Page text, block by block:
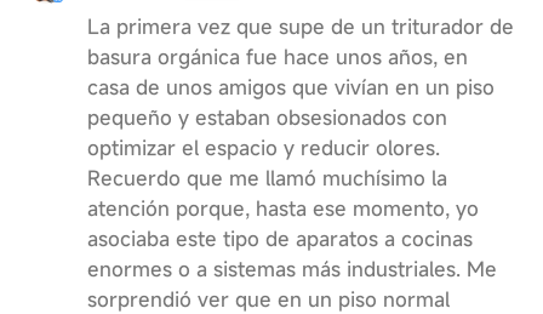
La primera vez que supe de un triturador de
basura orgánica fue hace unos años, en
casa de unos amigos que vivían en un piso
pequeño y estaban obsesionados con
optimizar el espacio y reducir olores.
Recuerdo que me llamó muchísimo la
atención porque, hasta ese momento, yo
asociaba este tipo de aparatos a cocinas
enormes o a sistemas más industriales. Me
sorprendió ver que en un piso normal